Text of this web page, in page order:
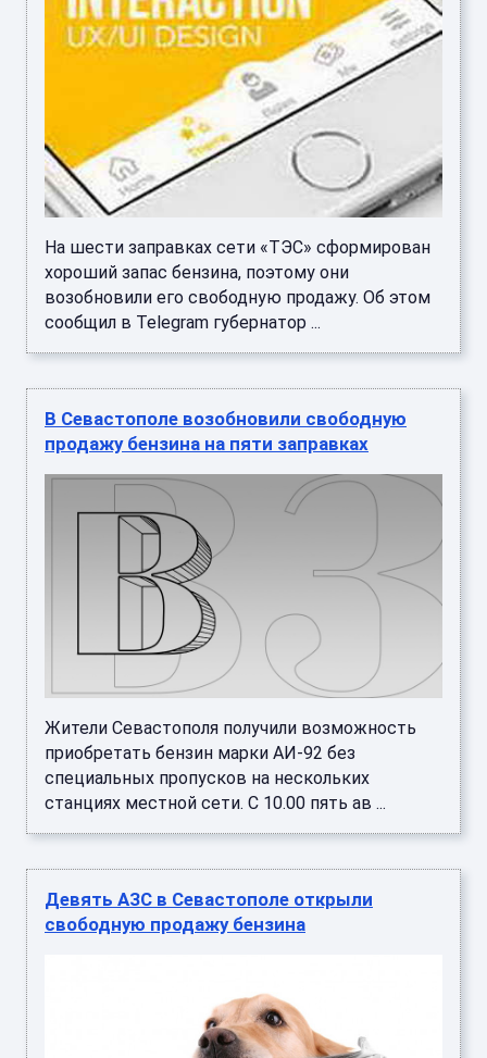
На шести заправках сети «ТЭС» сформирован
хороший запас бензина, поэтому они
возобновили его свободную продажу. Об этом
сообщил в Telegram губернатор ...
В Севастополе возобновили свободную
продажу бензина на пяти заправках
Жители Севастополя получили возможность
приобретать бензин марки АИ-92 без
специальных пропусков на нескольких
станциях местной сети. С 10.00 пять ав ...
Девять АЗС в Севастополе открыли
свободную продажу бензина